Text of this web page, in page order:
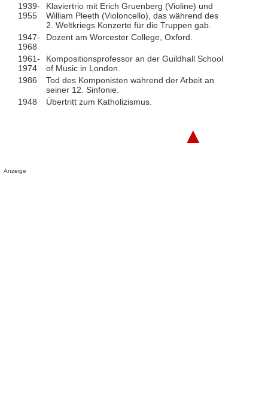
1939-
1955
Klaviertrio mit Erich Gruenberg (Violine) und
William Pleeth (Violoncello), das während des
2. Weltkriegs Konzerte für die Truppen gab.
1947-
1968
Dozent am Worcester College, Oxford.
1961-
1974
Kompositionsprofessor an der Guildhall School
of Music in London.
1986
Tod des Komponisten während der Arbeit an
seiner 12. Sinfonie.
1948
Übertritt zum Katholizismus.
▲
Anzeige